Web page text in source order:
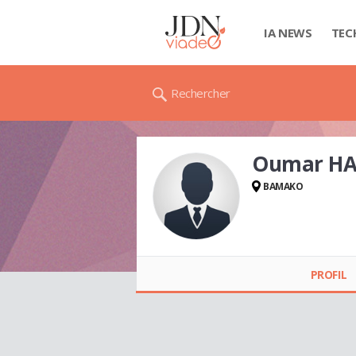
IA NEWS
Rechercher
Oumar
BAMAKO
PROFIL